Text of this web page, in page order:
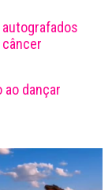
ao dançar